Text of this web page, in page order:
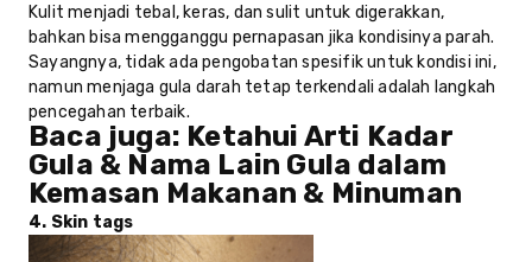
Kulit menjadi tebal, keras, dan sulit untuk digerakkan,
bahkan bisa mengganggu pernapasan jika kondisinya parah.
Sayangnya, tidak ada pengobatan spesifik untuk kondisi ini,
namun menjaga gula darah tetap terkendali adalah langkah
pencegahan terbaik.
Baca juga: Ketahui Arti Kadar
Gula & Nama Lain Gula dalam
Kemasan Makanan & Minuman
4. Skin tags